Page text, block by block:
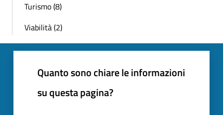
Turismo (8)
Viabilità (2)
Quanto sono chiare le informazioni
su questa pagina?